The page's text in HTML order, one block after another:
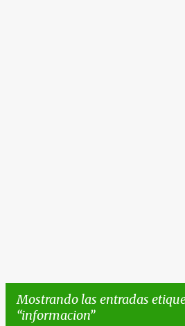
Mostrando las entradas
informacion